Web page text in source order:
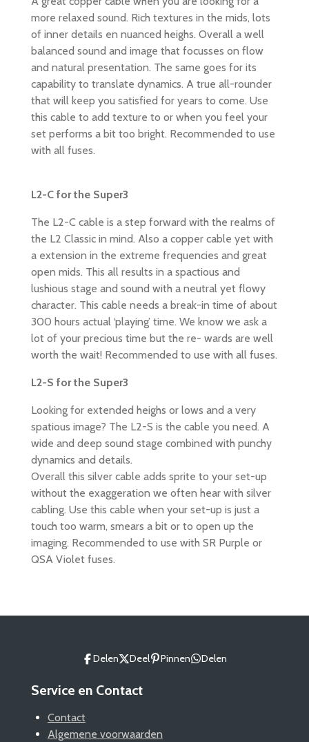
more relaxed sound. Rich textures in the mids, lots
of inner details en nuanced heighs. Overall a well
balanced sound and image that focusses on flow
and natural presentation. The same goes for its
capability to translate dynamics. A true all-rounder
that will keep you satisfied for years to come. Use
this cable to add texture to or when you feel your
set performs a bit too bright. Recommended to use
with all fuses.
L2-C for the Super3
The L2-C cable is a step forward with the realms of
the L2 Classic in mind. Also a copper cable yet with
a extension in the extreme frequencies and great
open mids. This all results in a spactious and
lushious stage and sound with a neutral yet flowy
character. This cable needs a break-in time of about
300 hours actual ‘playing’ time. We know we ask a
lot of your precious time but the re- wards are well
worth the wait! Recommended to use with all fuses.
L2-S for the Super3
Looking for extended heighs or lows and a very
spatious image? The L2-S is the cable you need. A
wide and deep sound stage combined with punchy
dynamics and details.
Overall this silver cable adds sprite to your set-up
without the exaggeration we often hear with silver
cabling. Use this cable when your set-up is just a
touch too warm, smears a bit or to open up the
imaging. Recommended to use with SR Purple or
QSA Violet fuses.
Delen Deel Pinnen Delen
Service en Contact
Contact
Algemene voorwaarden